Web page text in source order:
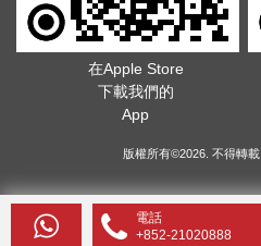
電話
+852-21020888
在Apple Store
下載我們的
App
版權所有©2026. 不得轉載